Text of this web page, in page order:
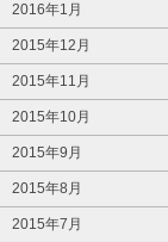
2016年1月
2015年12月
2015年11月
2015年10月
2015年9月
2015年8月
2015年7月